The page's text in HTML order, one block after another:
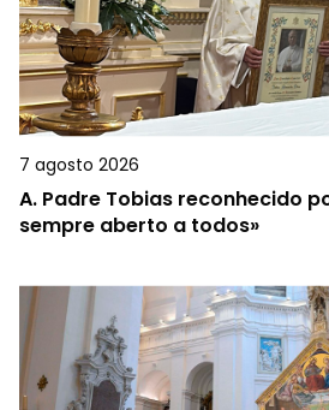
7 agosto 2026
A. Padre Tobias reconhecido
sempre aberto a todos»